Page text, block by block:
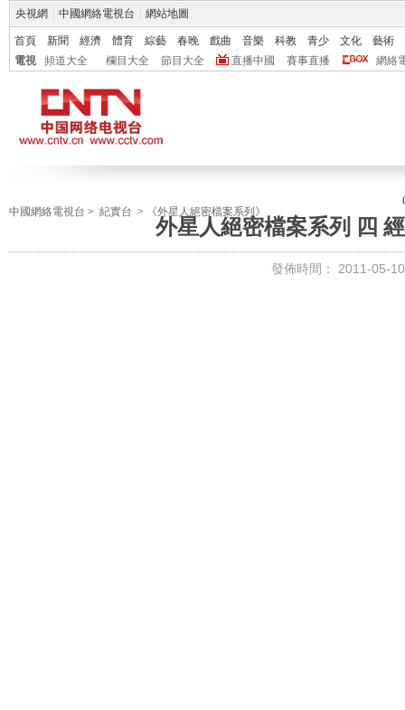
央視網 中國網絡電視台 網站地圖
首頁 新聞 經濟 體育 綜藝 春晚 戲曲 音樂 科教 青少 文化
藝術
電視
頻道大全 欄目大全 節目大全 直播中國 賽事直播 網絡
中國網絡電視台 > 紀實台 > 《外星人絕密檔案系列》
外星人絕密檔案系列 四
發佈時間： 2011-05-